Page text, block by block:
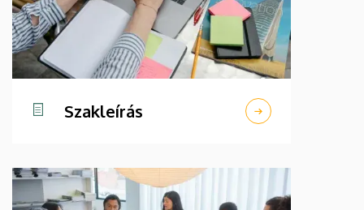
Szakleírás